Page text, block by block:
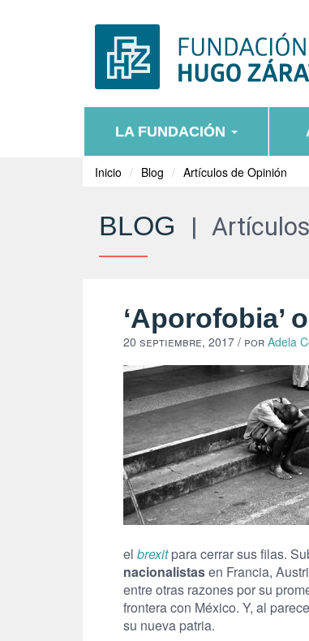
LA FUNDACIÓN
Inicio Blog Artículos de Opinión
BLOG |
‘Aporofobia’
20 septiembre, 2017 / por Adela
el brexitpara cerrar sus filas.
nacionalistasen Francia,
entre otras razones por su
frontera con México. Y, al
su nueva patria.